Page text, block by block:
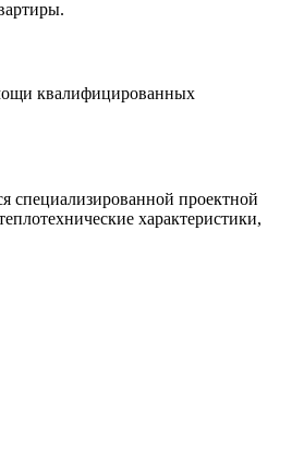
квалифицированных
специализированной проектной
характеристики,